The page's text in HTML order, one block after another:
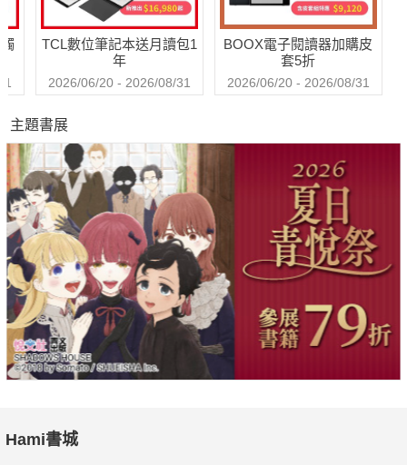
TCL數位筆記本送月讀包1
年
2026/06/20 - 2026/08/31
BOOX電子閱讀器加購皮
套5折
2026/06/20 - 2026/08/31
主題書展
Hami書城